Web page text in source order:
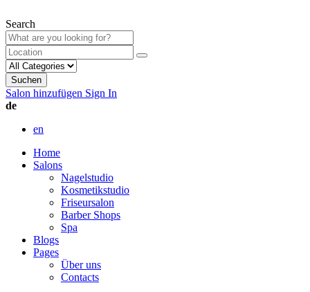
Search
Suchen
Salon hinzufügen Sign In
de
en
Home
Salons
Nagelstudio
Kosmetikstudio
Friseursalon
Barber Shops
Spa
Blogs
Pages
Über uns
Contacts